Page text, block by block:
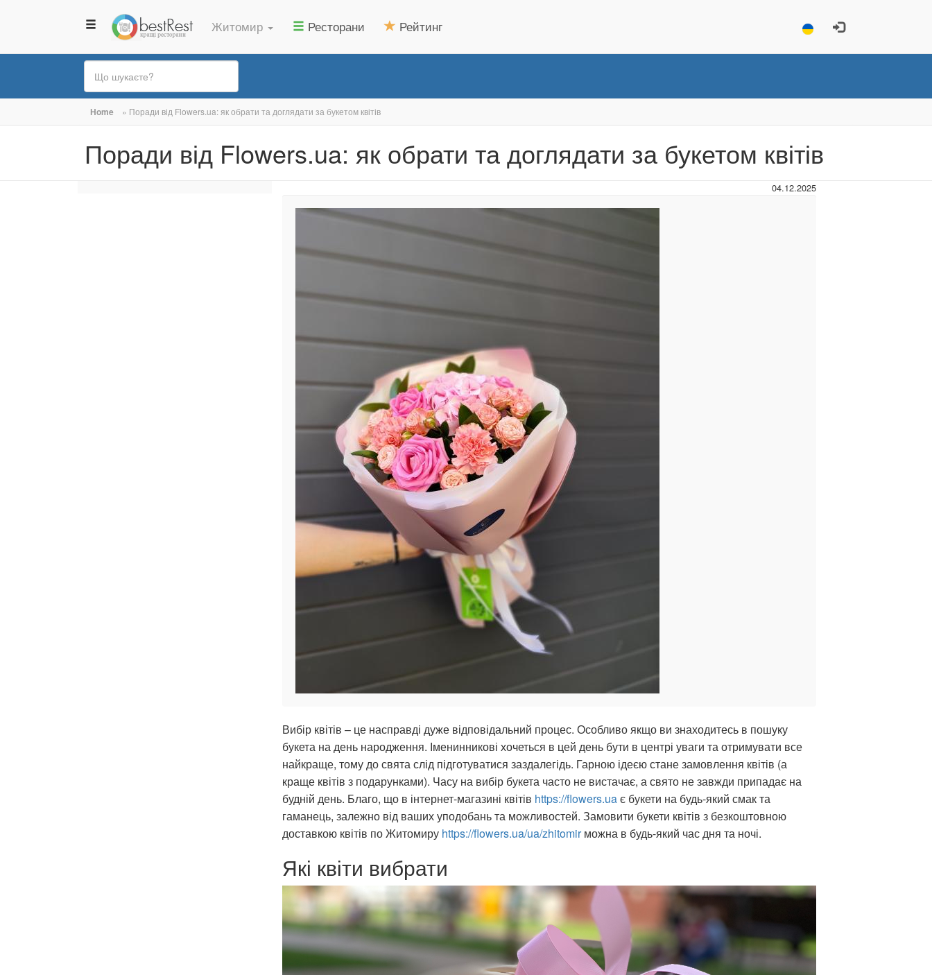
Житомир Ресторани Рейтинг
Ви
є
тут
Home » Поради від Flowers.ua: як обрати та доглядати за букетом квітів
Поради від Flowers.ua: як обрати та доглядати за букетом квітів
04.12.2025
Вибір квітів – це насправді дуже відповідальний процес. Особливо якщо ви знаходитесь в пошуку
букета на день народження. Іменинникові хочеться в цей день бути в центрі уваги та отримувати все
найкраще, тому до свята слід підготуватися заздалегідь. Гарною ідеєю стане замовлення квітів (а
краще квітів з подарунками). Часу на вибір букета часто не вистачає, а свято не завжди припадає на
будній день. Благо, що в інтернет-магазині квітів https://flowers.uaє букети на будь-який смак та
гаманець, залежно від ваших уподобань та можливостей. Замовити букети квітів з безкоштовною
доставкою квітів по Житомиру https://flowers.ua/ua/zhitomirможна в будь-який час дня та ночі.
Які квіти вибрати